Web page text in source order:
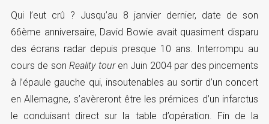
Qui l’eut crû ? Jusqu’au 8 janvier dernier, date de son
66ème anniversaire, David Bowie avait quasiment disparu
des écrans radar depuis presque 10 ans. Interrompu au
cours de sonReality touren Juin 2004 par des pincements
à l’épaule gauche qui, insoutenables au sortir d’un concert
en Allemagne, s’avèreront être les prémices d’un infarctus
le conduisant direct sur la table d’opération. Fin de la